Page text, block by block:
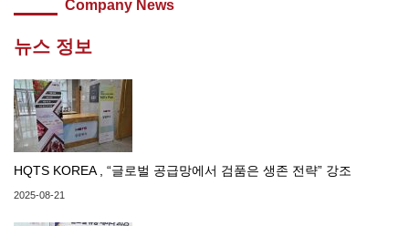
Company News
뉴스 정보
HQTS KOREA , “글로벌 공급망에서 검품은 생존 전략” 강조
2025-08-21